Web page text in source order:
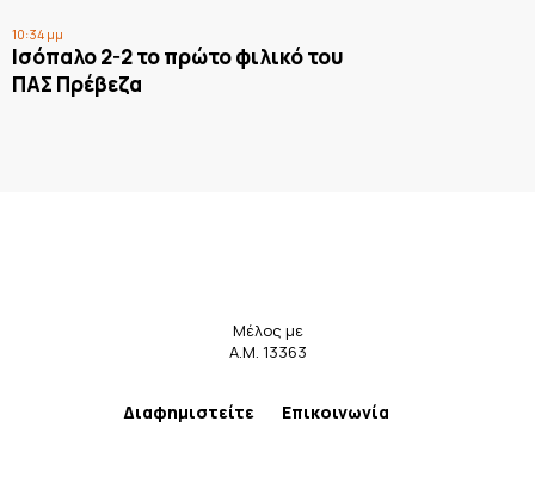
10:34 μμ
Ισόπαλο 2-2 το πρώτο φιλικό του
ΠΑΣ Πρέβεζα
Μέλος με
Α.Μ. 13363
Διαφημιστείτε Επικοινωνία